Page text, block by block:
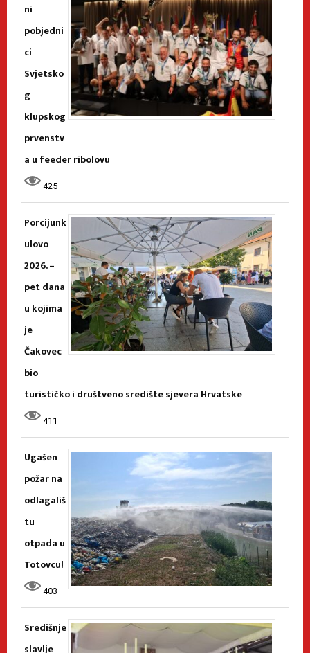
ni
pobjedni
ci
Svjetsko
g
klupskog
prvenstv
a u feeder ribolovu
425
Porcijunk
ulovo
2026. –
pet dana
u kojima
je
Čakovec
bio
turističko i društveno središte sjevera Hrvatske
411
Ugašen
požar na
odlagališ
tu
otpada u
Totovcu!
403
Središnje
slavlje